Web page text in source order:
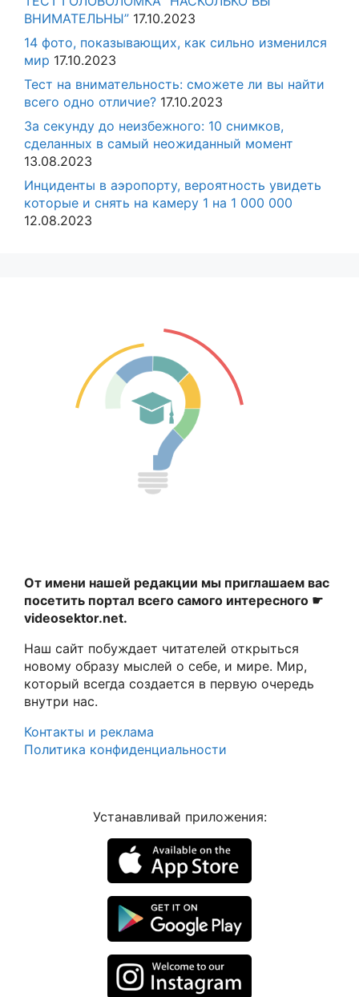
ВНИМАТЕЛЬНЫ” 17.10.2023
14 фото, показывающих, как сильно изменился
мир 17.10.2023
Тест на внимательность: сможете ли вы найти
всего одно отличие? 17.10.2023
За секунду до неизбежного: 10 снимков,
сделанных в самый неожиданный момент
13.08.2023
Инциденты в аэропорту, вероятность увидеть
которые и снять на камеру 1 на 1 000 000
12.08.2023
От имени нашей редакции мы приглашаем вас
посетить портал всего самого интересного ☛
videosektor.net.
Наш сайт побуждает читателей открыться
новому образу мыслей о себе, и мире. Мир,
который всегда создается в первую очередь
внутри нас.
Контакты и реклама
Политика конфиденциальности
Устанавливай приложения: